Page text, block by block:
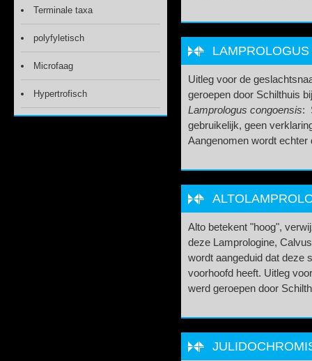
Uitleg voor de
geroepen door Schilthuis
Lamprologus congoensis:
gebruikelijk, geen
Aangenomen wordt
Alto betekent "hoog",
deze Lamprologine,
wordt aangeduid dat deze
voorhoofd heeft. Uitleg
werd geroepen door
Terminale taxa
polyfyletisch
Microfaag
Hypertrofisch